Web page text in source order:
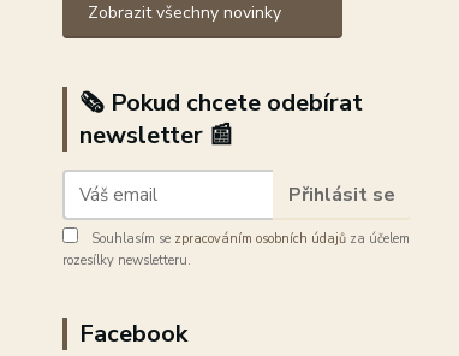
Zobrazit všechny novinky
🗞️ Pokud chcete odebírat
newsletter 📰
Přihlásit se
Souhlasím se zpracováním osobních údajů za účelem
rozesílky newsletteru.
Facebook